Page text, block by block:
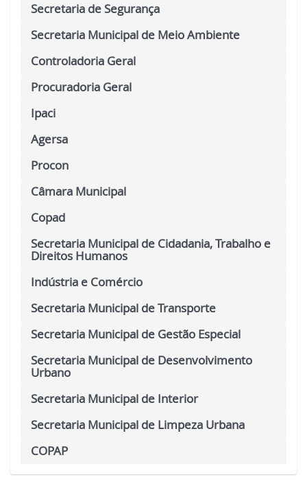
Secretaria de Segurança
Secretaria Municipal de Meio Ambiente
Controladoria Geral
Procuradoria Geral
Ipaci
Agersa
Procon
Câmara Municipal
Copad
Secretaria Municipal de Cidadania, Trabalho e
Direitos Humanos
Indústria e Comércio
Secretaria Municipal de Transporte
Secretaria Municipal de Gestão Especial
Secretaria Municipal de Desenvolvimento
Urbano
Secretaria Municipal de Interior
Secretaria Municipal de Limpeza Urbana
COPAP